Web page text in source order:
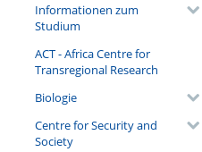
Informationen zum
Studium
ACT - Africa Centre for
Transregional Research
Biologie
Centre for Security and
Society